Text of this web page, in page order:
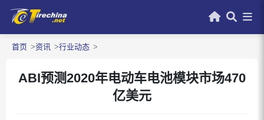
首页 资讯 行业动态
ABI预测2020年电动车电池模块市场470
亿美元